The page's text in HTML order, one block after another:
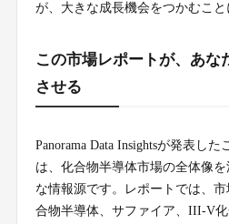
が、大きな成長機会をつかむこと
この市場レポートが、あな
させる
Panorama Data Insightsが発表し
は、化合物半導体市場の全体像
な情報源です。レポートでは、
合物半導体、サファイア、III-V